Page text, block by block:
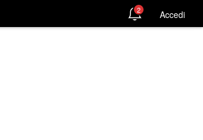
2 Accedi